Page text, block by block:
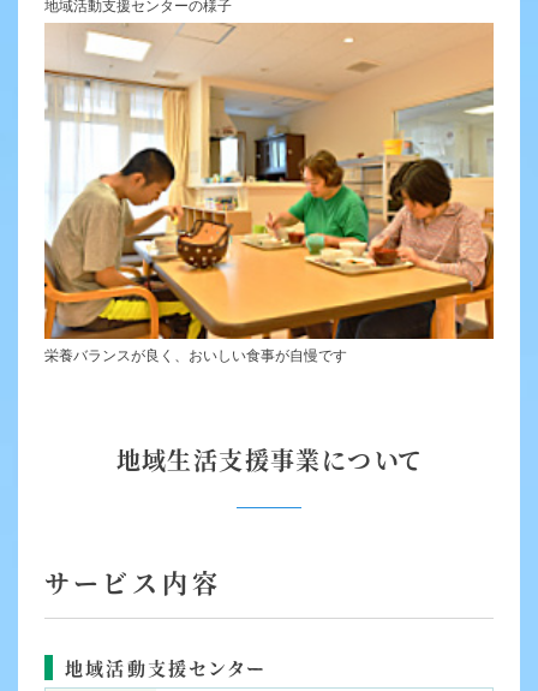
地域活動支援センターの様子
栄養バランスが良く、おいしい食事が自慢です
地域生活支援事業について
サービス内容
地域活動支援センター